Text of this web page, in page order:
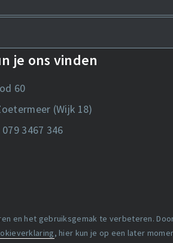
en het gebruiksgemak te verbeteren.
, hier kun je op een later
je ons vinden
60
(Wijk 18)
3467 346
statement